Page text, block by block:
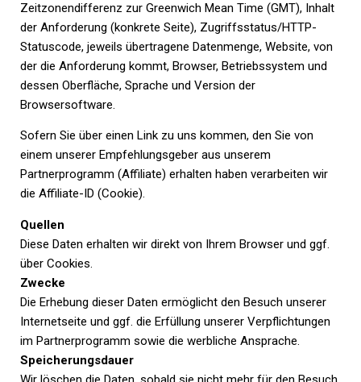
Zeitzonendifferenz zur Greenwich Mean Time (GMT), Inhalt
der Anforderung (konkrete Seite), Zugriffsstatus/HTTP-
Statuscode, jeweils übertragene Datenmenge, Website, von
der die Anforderung kommt, Browser, Betriebssystem und
dessen Oberfläche, Sprache und Version der
Browsersoftware.
Sofern Sie über einen Link zu uns kommen, den Sie von
einem unserer Empfehlungsgeber aus unserem
Partnerprogramm (Affiliate) erhalten haben verarbeiten wir
die Affiliate-ID (Cookie).
Quellen
Diese Daten erhalten wir direkt von Ihrem Browser und ggf.
über Cookies.
Zwecke
Die Erhebung dieser Daten ermöglicht den Besuch unserer
Internetseite und ggf. die Erfüllung unserer Verpflichtungen
im Partnerprogramm sowie die werbliche Ansprache.
Speicherungsdauer